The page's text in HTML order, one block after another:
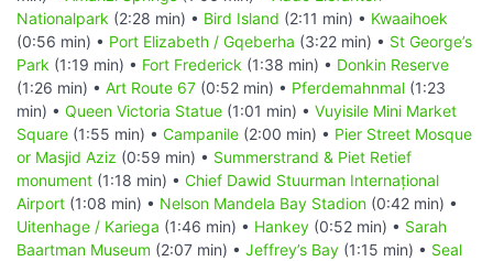
Nationalpark (2:28 min) • Bird Island (2:11 min) • Kwaaihoek
(0:56 min) • Port Elizabeth / Gqeberha (3:22 min) • St George’s
Park (1:19 min) • Fort Frederick (1:38 min) • Donkin Reserve
(1:26 min) • Art Route 67 (0:52 min) • Pferdemahnmal (1:23
min) • Queen Victoria Statue (1:01 min) • Vuyisile Mini Market
Square (1:55 min) • Campanile (2:00 min) • Pier Street Mosque
or Masjid Aziz (0:59 min) • Summerstrand & Piet Retief
monument (1:18 min) • Chief Dawid Stuurman Internațional
Airport (1:08 min) • Nelson Mandela Bay Stadion (0:42 min) •
Uitenhage / Kariega (1:46 min) • Hankey (0:52 min) • Sarah
Baartman Museum (2:07 min) • Jeffrey’s Bay (1:15 min) • Seal